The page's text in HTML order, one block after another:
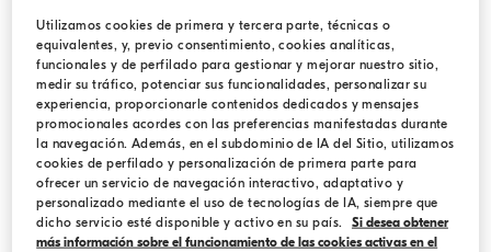
Jersey a rayas Verde
Jersey a rayas
USD 1.960,00USD 2.800,00
Utilizamos cookies de primera y tercera parte, técnicas o
equivalentes, y, previo consentimiento, cookies analíticas,
funcionales y de perfilado para gestionar y mejorar nuestro sitio,
medir su tráfico, potenciar sus funcionalidades, personalizar su
experiencia, proporcionarle contenidos dedicados y mensajes
promocionales acordes con las preferencias manifestadas durante
la navegación. Además, en el subdominio de IA del Sitio, utilizamos
cookies de perfilado y personalización de primera parte para
ofrecer un servicio de navegación interactivo, adaptativo y
personalizado mediante el uso de tecnologías de IA, siempre que
dicho servicio esté disponible y activo en su país.
Si desea obtener
más información sobre el funcionamiento de las cookies activas en el